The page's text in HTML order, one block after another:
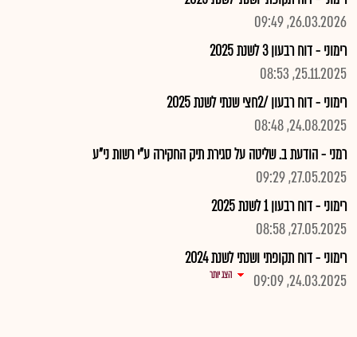
26.03.2026, 09:49
רימוני - דוח רבעון 3 לשנת 2025
25.11.2025, 08:53
רימוני - דוח רבעון /2חצי שנתי לשנת 2025
24.08.2025, 08:48
רמני - הודעת ב. שליטה על סגירת תיק החקירה ע"י רשות ני"ע
27.05.2025, 09:29
רימוני - דוח רבעון 1 לשנת 2025
27.05.2025, 08:58
רימוני - דוח תקופתי ושנתי לשנת 2024
24.03.2025, 09:09
הצג יותר